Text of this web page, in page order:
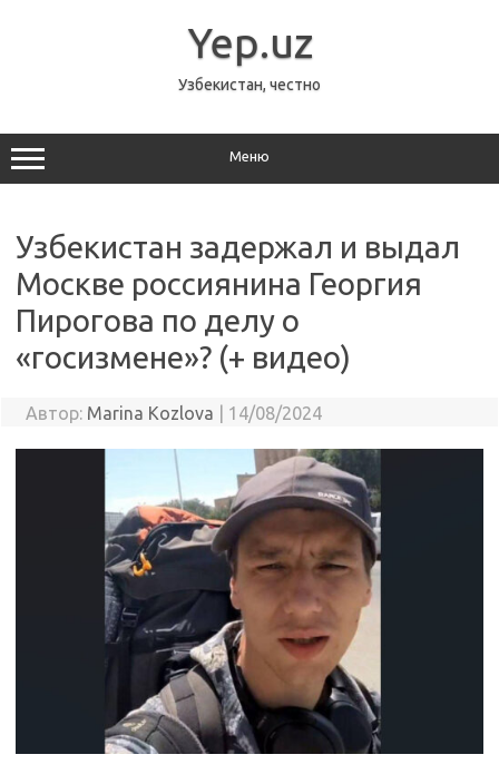
Yep.uz
Узбекистан, честно
Меню
Узбекистан задержал и выдал
Москве россиянина Георгия
Пирогова по делу о
«госизмене»? (+ видео)
Автор: Marina Kozlova 14/08/2024